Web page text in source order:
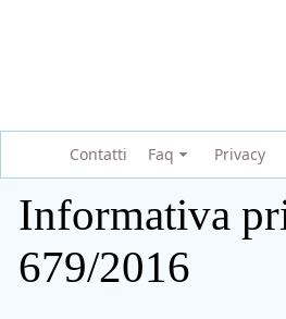
Contatti Faq Privacy
Informativa
679/2016